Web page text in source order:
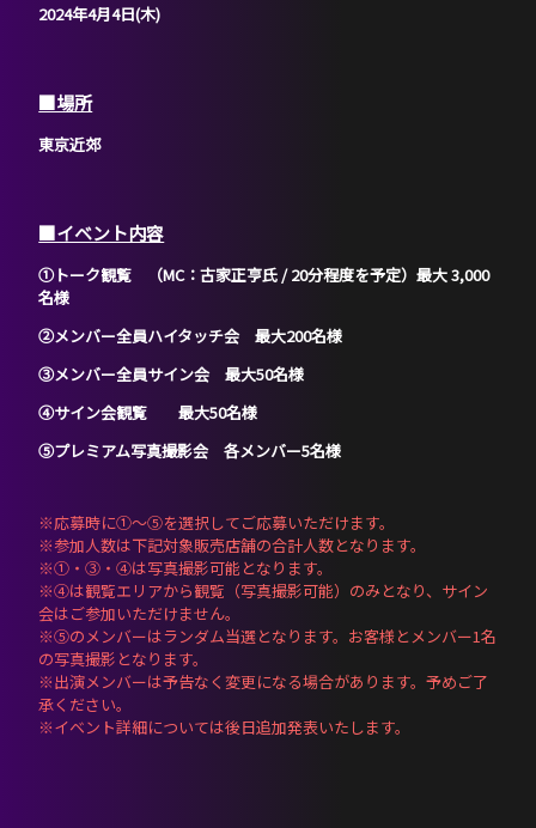
2024年4月4日(木)
■場所
東京近郊
■イベント内容
①トーク観覧 （MC：古家正亨氏 / 20分程度を予定）最大 3,000
名様
②メンバー全員ハイタッチ会 最大200名様
③メンバー全員サイン会 最大50名様
④サイン会観覧 最大50名様
⑤プレミアム写真撮影会 各メンバー5名様
※応募時に①～⑤を選択してご応募いただけます。
※参加人数は下記対象販売店舗の合計人数となります。
※①・③・④は写真撮影可能となります。
※④は観覧エリアから観覧（写真撮影可能）のみとなり、サイン
会はご参加いただけません。
※⑤のメンバーはランダム当選となります。お客様とメンバー1名
の写真撮影となります。
※出演メンバーは予告なく変更になる場合があります。予めご了
承ください。
※イベント詳細については後日追加発表いたします。